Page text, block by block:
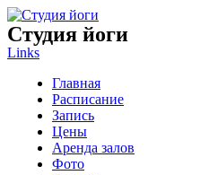
Студия йоги
Links
Главная
Расписание
Запись
Цены
Аренда залов
Фото